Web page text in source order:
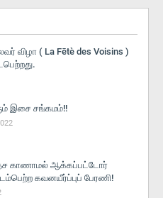
விழா ( La Fētè des Voisins )
இசை சங்கமம்!!
காணாமல் ஆக்கப்பட்டோர்
கவனயீர்ப்புப் பேரணி!